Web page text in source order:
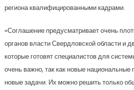
региона квалифицированными кадрами.
«Соглашение предусматривает очень
органов власти Свердловской области и
которые готовят специалистов для
очень важно, так как новые национальные
новые задачи. Их можно решить только